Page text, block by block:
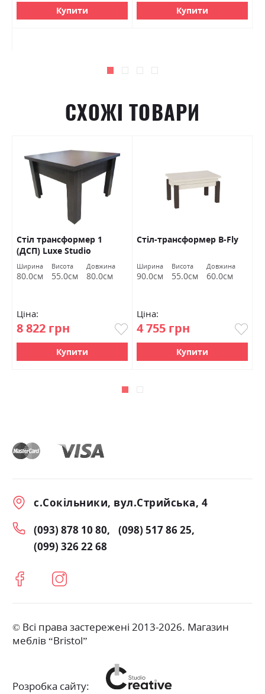
Купити Купити
СХОЖІ ТОВАРИ
Стіл трансформер 1
(ДСП) Luxe Studio
Ширина
80.0см
Висота
55.0см
Довжина
80.0см
Ціна:
8 822 грн
Купити
Стіл-трансформер B-Fly
Ширина
90.0см
Висота
55.0см
Довжина
60.0см
Ціна:
4 755 грн
Купити
с.Сокільники, вул.Стрийська, 4
(093) 878 10 80
(098) 517 86 25
(099) 326 22 68
© Всі права застережені 2013-2026. Магазин
меблів “Bristol”
Розробка сайту: